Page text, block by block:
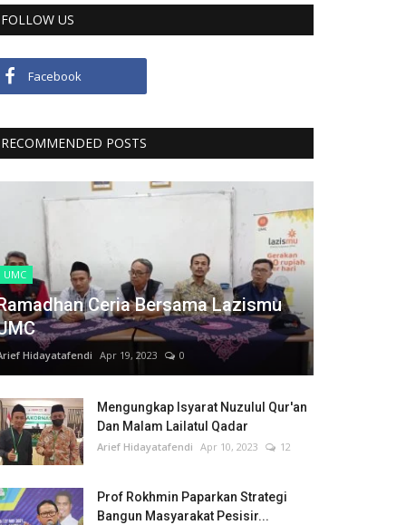
FOLLOW US
Facebook
RECOMMENDED POSTS
UMC
Ceria Bersama Lazismu
Hidayatafendi Apr 19, 2023 0
Mengungkap Isyarat Nuzulul Qur'an
Dan Malam Lailatul Qadar
Arief Hidayatafendi Apr 10, 2023 12
Prof Rokhmin Paparkan Strategi
Bangun Masyarakat Pesisir...